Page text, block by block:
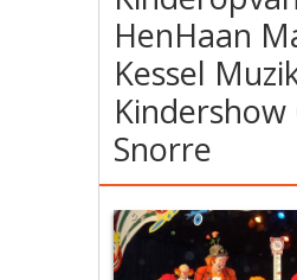
HenHaan
Kessel
Kindershow
Snorre